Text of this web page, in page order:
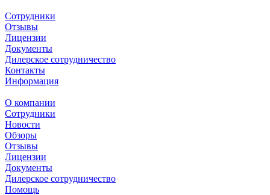
Сотрудники
Отзывы
Лицензии
Документы
Дилерское сотрудничество
Контакты
Информация
О компании
Сотрудники
Новости
Обзоры
Отзывы
Лицензии
Документы
Дилерское сотрудничество
Помощь